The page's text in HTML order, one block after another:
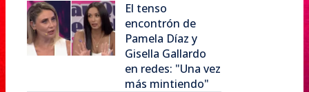
El tenso
encontrón de
Pamela Díaz y
Gisella Gallardo
en redes: "Una vez
más mintiendo"